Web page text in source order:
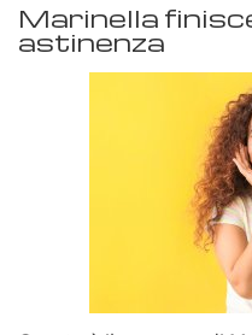
Marinella
astinenza